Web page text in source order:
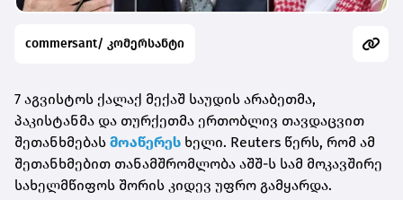
commersant/ კომერსანტი
7 აგვისტოს ქალაქ მექაშ საუდის არაბეთმა,
პაკისტანმა და თურქეთმა ერთობლივ თავდაცვით
შეთანხმებას მოაწერეს ხელი. Reuters წერს, რომ ამ
შეთანხმებით თანამშრომლობა აშშ-ს სამ მოკავშირე
სახელმწიფოს შორის კიდევ უფრო გამყარდა.